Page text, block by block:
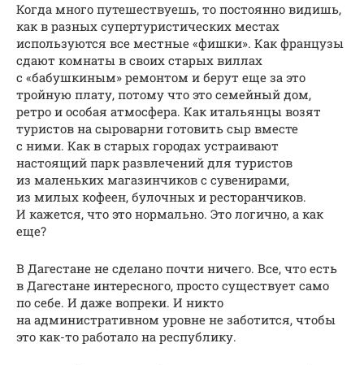
Когда много путешествуешь, то постоянно видишь,
как в разных супертуристических местах
используются все местные «фишки». Как французы
сдают комнаты в своих старых виллах
с «бабушкиным» ремонтом и берут еще за это
тройную плату, потому что это семейный дом,
ретро и особая атмосфера. Как итальянцы возят
туристов на сыроварни готовить сыр вместе
с ними. Как в старых городах устраивают
настоящий парк развлечений для туристов
из маленьких магазинчиков с сувенирами,
из милых кофеен, булочных и ресторанчиков.
И кажется, что это нормально. Это логично, а как
еще?
В Дагестане не сделано почти ничего. Все, что есть
в Дагестане интересного, просто существует само
по себе. И даже вопреки. И никто
на административном уровне не заботится, чтобы
это как-то работало на республику.